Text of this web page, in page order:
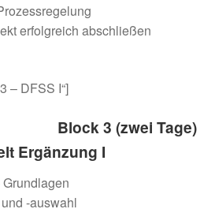
erfolgreich abschließen
– DFSS I“]
Block 3 (zwei Tage)
Ergänzung I
-auswahl